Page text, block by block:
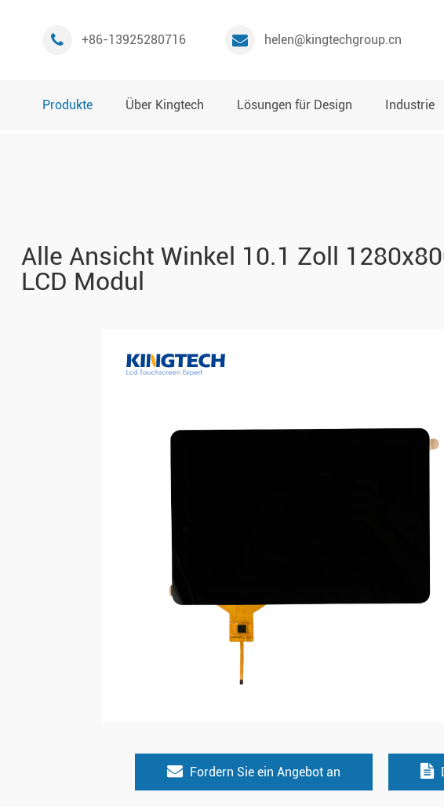
+86-13925280716 helen@kingtechgroup.cn
Produkte Über Kingtech Lösungen für Design Industrie
Alle Ansicht Winkel 10.1 Zoll
LCD Modul
Fordern Sie ein Angebot an